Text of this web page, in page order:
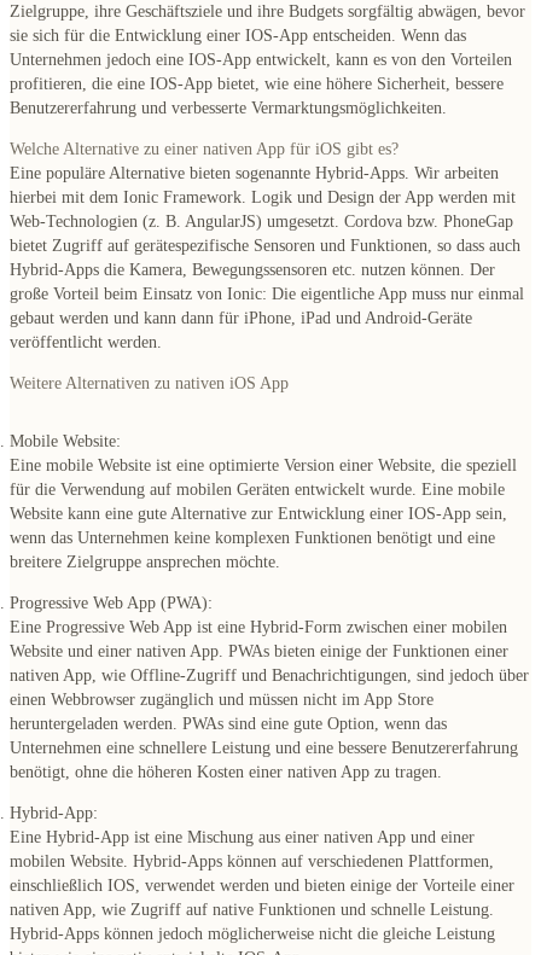
Zielgruppe, ihre Geschäftsziele und ihre Budgets sorgfältig abwägen, bevor
sie sich für die Entwicklung einer IOS-App entscheiden. Wenn das
Unternehmen jedoch eine IOS-App entwickelt, kann es von den Vorteilen
profitieren, die eine IOS-App bietet, wie eine höhere Sicherheit, bessere
Benutzererfahrung und verbesserte Vermarktungsmöglichkeiten.
Welche Alternative zu einer nativen App für iOS gibt es?
Eine populäre Alternative bieten sogenannte Hybrid-Apps. Wir arbeiten
hierbei mit dem Ionic Framework. Logik und Design der App werden mit
Web-Technologien (z. B. AngularJS) umgesetzt. Cordova bzw. PhoneGap
bietet Zugriff auf gerätespezifische Sensoren und Funktionen, so dass auch
Hybrid-Apps die Kamera, Bewegungssensoren etc. nutzen können. Der
große Vorteil beim Einsatz von Ionic: Die eigentliche App muss nur einmal
gebaut werden und kann dann für iPhone, iPad und Android-Geräte
veröffentlicht werden.
Weitere Alternativen zu nativen iOS App
Mobile Website:
Eine mobile Website ist eine optimierte Version einer Website, die speziell
für die Verwendung auf mobilen Geräten entwickelt wurde. Eine mobile
Website kann eine gute Alternative zur Entwicklung einer IOS-App sein,
wenn das Unternehmen keine komplexen Funktionen benötigt und eine
breitere Zielgruppe ansprechen möchte.
Progressive Web App (PWA):
Eine Progressive Web App ist eine Hybrid-Form zwischen einer mobilen
Website und einer nativen App. PWAs bieten einige der Funktionen einer
nativen App, wie Offline-Zugriff und Benachrichtigungen, sind jedoch über
einen Webbrowser zugänglich und müssen nicht im App Store
heruntergeladen werden. PWAs sind eine gute Option, wenn das
Unternehmen eine schnellere Leistung und eine bessere Benutzererfahrung
benötigt, ohne die höheren Kosten einer nativen App zu tragen.
Hybrid-App:
Eine Hybrid-App ist eine Mischung aus einer nativen App und einer
mobilen Website. Hybrid-Apps können auf verschiedenen Plattformen,
einschließlich IOS, verwendet werden und bieten einige der Vorteile einer
nativen App, wie Zugriff auf native Funktionen und schnelle Leistung.
Hybrid-Apps können jedoch möglicherweise nicht die gleiche Leistung